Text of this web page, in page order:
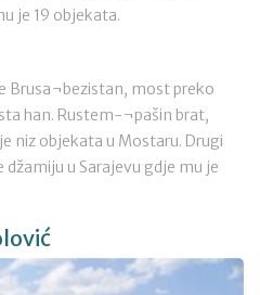
je 19 objekata.
Brusa¬bezistan, most preko
han. Rustem-¬pašin brat,
niz objekata u Mostaru. Drugi
u Sarajevu gdje mu je